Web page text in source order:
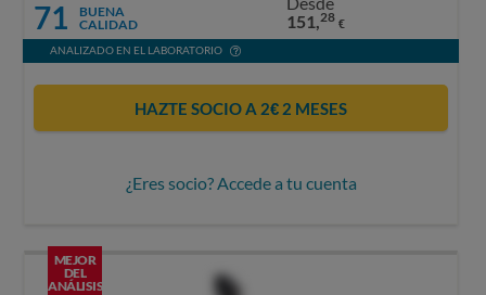
71
BUENA
CALIDAD
151,28 €
ANALIZADO EN EL LABORATORIO
HAZTE SOCIO A 2€ 2 MESES
¿Eres socio? Accede a tu cuenta
MEJOR
DEL
ANÁLISIS